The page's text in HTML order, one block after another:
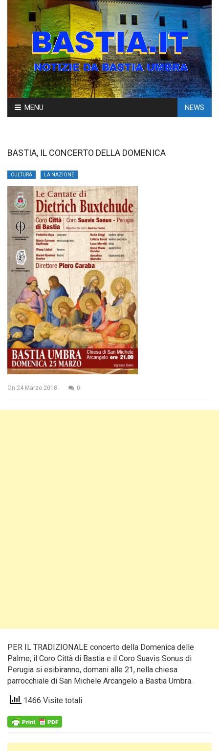
Skip
to
MENU NEWS
BASTIA, IL CONCERTO DELLA DOMENICA
CULTURA LA NAZIONE
On 24 Marzo 2018 0
PER IL TRADIZIONALE concerto della Domenica delle
Palme, il Coro Città di Bastia e il Coro Suavis Sonus di
Perugia si esibiranno, domani alle 21, nella chiesa
parrocchiale di San Michele Arcangelo a Bastia Umbra.
1466 Visite totali